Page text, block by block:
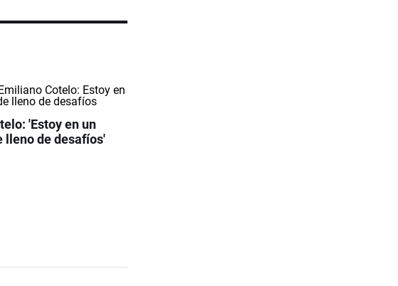
'Estoy en un
lleno de desafíos'